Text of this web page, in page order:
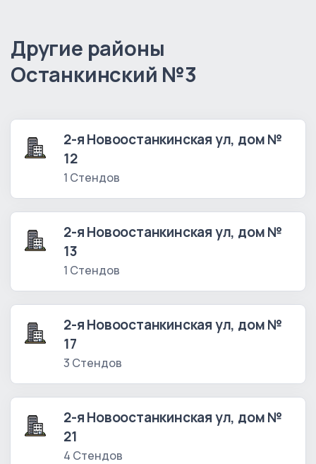
Другие районы
Останкинский №3
2-я Новоостанкинская ул, дом №
12
1 Стендов
2-я Новоостанкинская ул, дом №
13
1 Стендов
2-я Новоостанкинская ул, дом №
17
3 Стендов
2-я Новоостанкинская ул, дом №
21
4 Стендов